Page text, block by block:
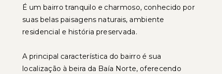
É um bairro tranquilo e charmoso, conhecido por
suas belas paisagens naturais, ambiente
residencial e história preservada.
A principal característica do bairro é sua
localização à beira da Baía Norte, oferecendo